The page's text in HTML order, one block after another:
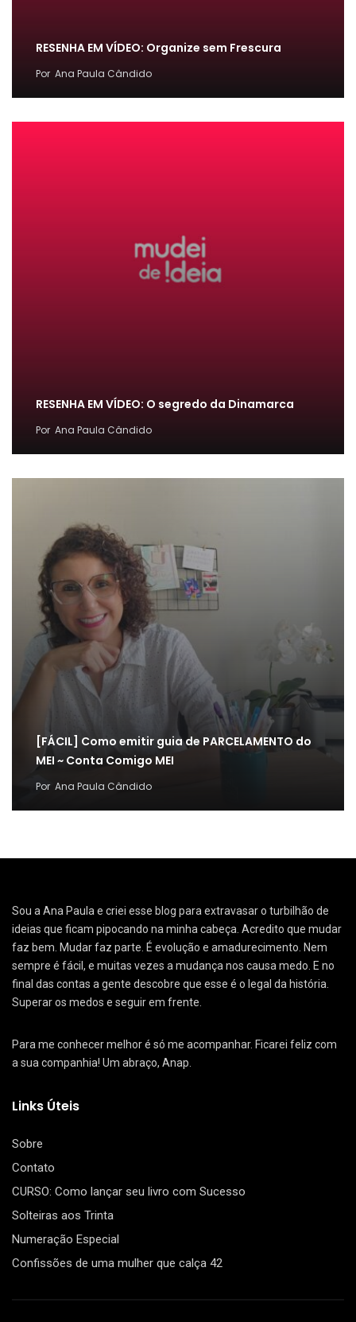
RESENHA EM VÍDEO: Organize sem Frescura
Por Ana Paula Cândido
RESENHA EM VÍDEO: O segredo da Dinamarca
Por Ana Paula Cândido
[FÁCIL] Como emitir guia de PARCELAMENTO do
MEI ~ Conta Comigo MEI
Por Ana Paula Cândido
Sou a Ana Paula e criei esse blog para extravasar o turbilhão de
ideias que ficam pipocando na minha cabeça. Acredito que mudar
faz bem. Mudar faz parte. É evolução e amadurecimento. Nem
sempre é fácil, e muitas vezes a mudança nos causa medo. E no
final das contas a gente descobre que esse é o legal da história.
Superar os medos e seguir em frente.
Para me conhecer melhor é só me acompanhar. Ficarei feliz com
a sua companhia! Um abraço, Anap.
Links Úteis
Sobre
Contato
CURSO: Como lançar seu livro com Sucesso
Solteiras aos Trinta
Numeração Especial
Confissões de uma mulher que calça 42